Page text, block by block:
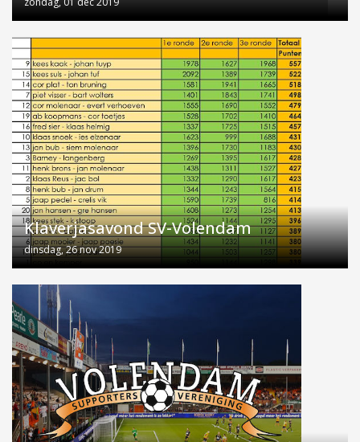
Klaverjasavond SV-Volendam
dinsdag, 26 nov 2019